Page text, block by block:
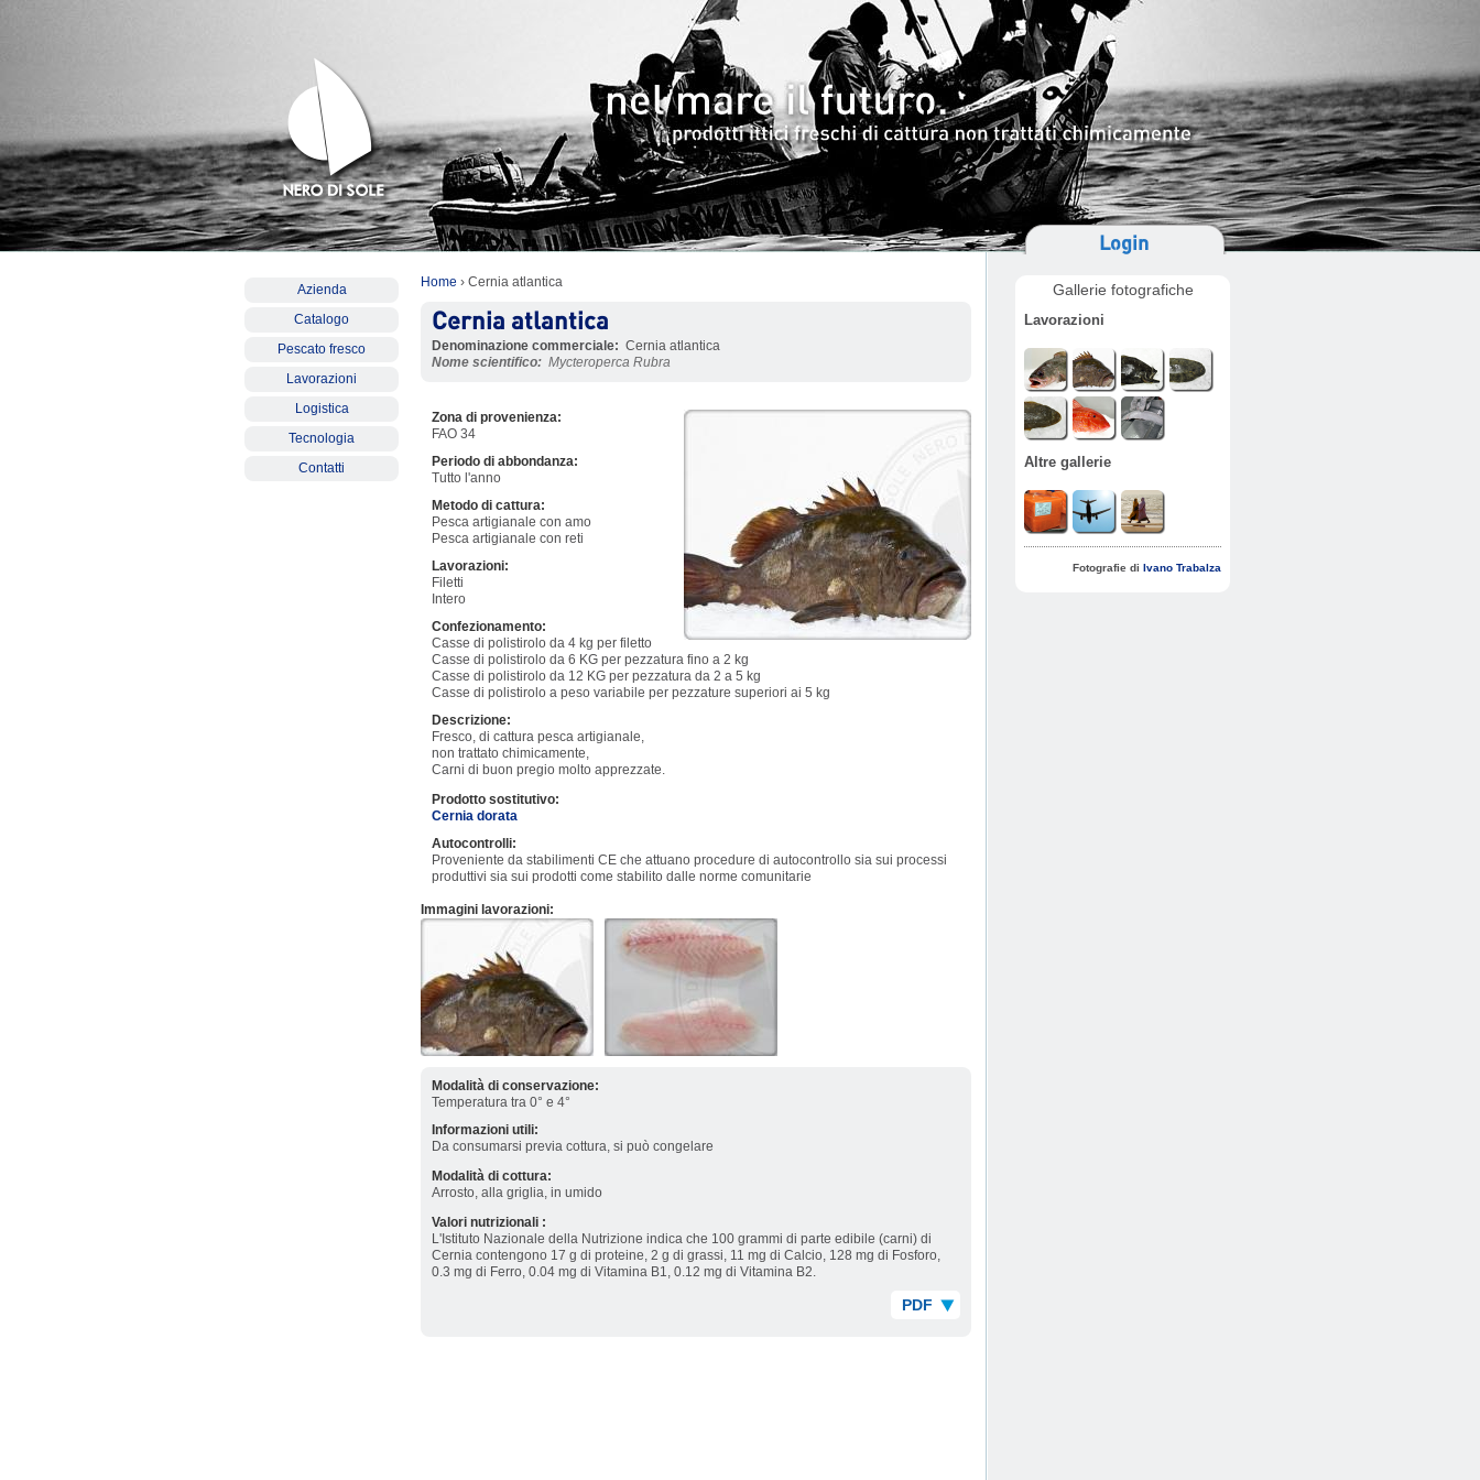
Login
Home › Cernia atlantica
Cernia atlantica
Denominazione commerciale: Cernia atlantica
Nome scientifico: Mycteroperca Rubra
Zona di provenienza:
FAO 34
Periodo di abbondanza:
Tutto l'anno
Metodo di cattura:
Pesca artigianale con amo
Pesca artigianale con reti
Lavorazioni:
Filetti
Intero
Confezionamento:
Casse di polistirolo da 4 kg per filetto
Casse di polistirolo da 6 KG per pezzatura fino a 2 kg
Casse di polistirolo da 12 KG per pezzatura da 2 a 5 kg
Casse di polistirolo a peso variabile per pezzature superiori ai 5 kg
Descrizione:
Fresco, di cattura pesca artigianale,
non trattato chimicamente,
Carni di buon pregio molto apprezzate.
Prodotto sostitutivo:
Cernia dorata
Autocontrolli:
Proveniente da stabilimenti CE che attuano procedure di autocontrollo sia sui processi
produttivi sia sui prodotti come stabilito dalle norme comunitarie
Immagini lavorazioni:
Modalità di conservazione:
Temperatura tra 0° e 4°
Informazioni utili:
Da consumarsi previa cottura, si può congelare
Modalità di cottura:
Arrosto, alla griglia, in umido
Valori nutrizionali :
L'Istituto Nazionale della Nutrizione indica che 100 grammi di parte edibile (carni) di
Cernia contengono 17 g di proteine, 2 g di grassi, 11 mg di Calcio, 128 mg di Fosforo,
0.3 mg di Ferro, 0.04 mg di Vitamina B1, 0.12 mg di Vitamina B2.
PDF
Azienda
Catalogo
Pescato fresco
Lavorazioni
Logistica
Tecnologia
Contatti
Gallerie fotografiche
Lavorazioni
Altre gallerie
Fotografie di Ivano Trabalza